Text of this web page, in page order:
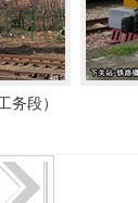
务段）